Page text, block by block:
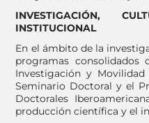
INVESTIGACIÓN,
INSTITUCIONAL
En el ámbito de la
programas consolidados
Investigación y
Seminario Doctoral y el
Doctorales
producción científica y el